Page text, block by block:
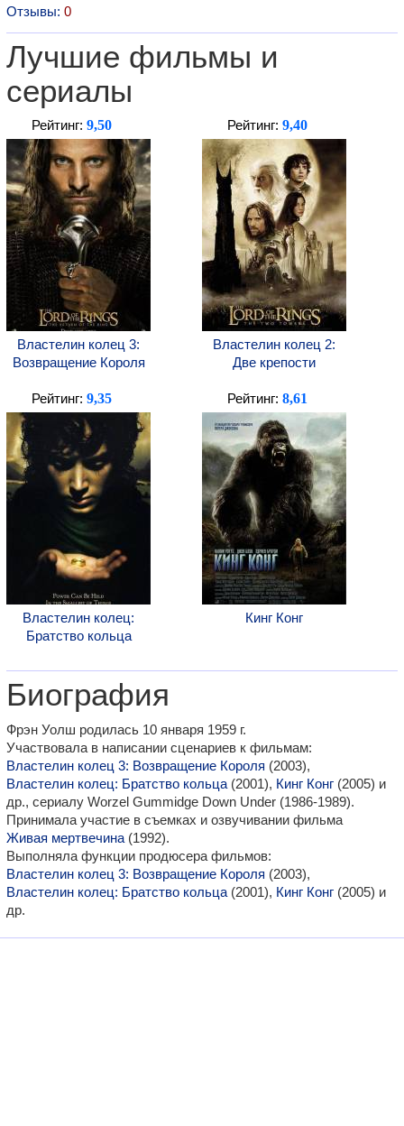
Отзывы: 0
Лучшие фильмы и
сериалы
Рейтинг: 9,50
Властелин колец 3:
Возвращение Короля
Рейтинг: 9,40
Властелин колец 2:
Две крепости
Рейтинг: 9,35
Властелин колец:
Братство кольца
Рейтинг: 8,61
Кинг Конг
Биография
Фрэн Уолш родилась 10 января 1959 г.
Участвовала в написании сценариев к фильмам:
Властелин колец 3: Возвращение Короля (2003),
Властелин колец: Братство кольца (2001), Кинг Конг (2005) и
др., сериалу Worzel Gummidge Down Under (1986-1989).
Принимала участие в съемках и озвучивании фильма
Живая мертвечина (1992).
Выполняла функции продюсера фильмов:
Властелин колец 3: Возвращение Короля (2003),
Властелин колец: Братство кольца (2001), Кинг Конг (2005) и
др.